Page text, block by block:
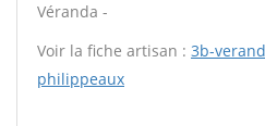
Véranda -
Voir la fiche artisan : 3b-
philippeaux